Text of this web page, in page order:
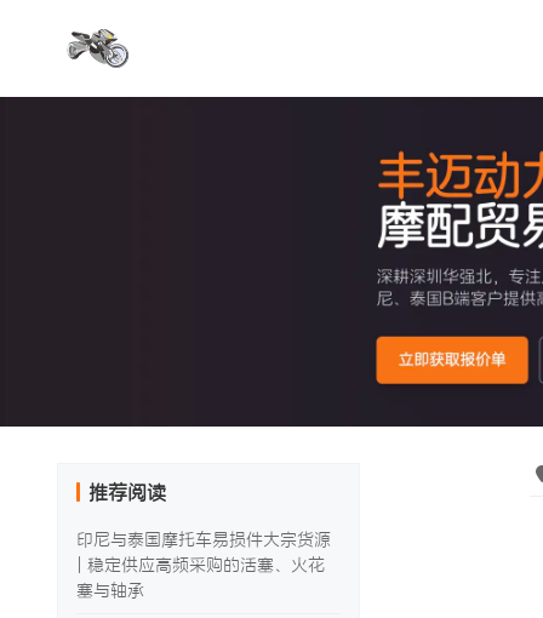
推荐阅读
印尼与泰国摩托车易损件大宗货源
| 稳定供应高频采购的活塞、火花
塞与轴承